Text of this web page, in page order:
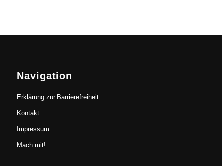
Navigation
Erklärung zur Barrierefreiheit
Kontakt
Impressum
Mach mit!